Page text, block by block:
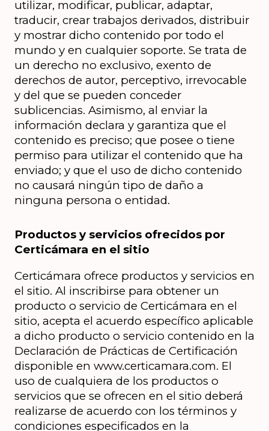
utilizar, modificar, publicar, adaptar,
traducir, crear trabajos derivados, distribuir
y mostrar dicho contenido por todo el
mundo y en cualquier soporte. Se trata de
un derecho no exclusivo, exento de
derechos de autor, perceptivo, irrevocable
y del que se pueden conceder
sublicencias. Asimismo, al enviar la
información declara y garantiza que el
contenido es preciso; que posee o tiene
permiso para utilizar el contenido que ha
enviado; y que el uso de dicho contenido
no causará ningún tipo de daño a
ninguna persona o entidad.
Productos y servicios ofrecidos por
Certicámara en el sitio
Certicámara ofrece productos y servicios en
el sitio. Al inscribirse para obtener un
producto o servicio de Certicámara en el
sitio, acepta el acuerdo específico aplicable
a dicho producto o servicio contenido en la
Declaración de Prácticas de Certificación
disponible en www.certicamara.com. El
uso de cualquiera de los productos o
servicios que se ofrecen en el sitio deberá
realizarse de acuerdo con los términos y
condiciones especificados en la